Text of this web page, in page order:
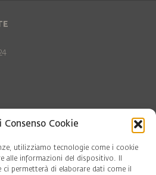
Consenso Cookie
utilizziamo tecnologie come i cookie
alle informazioni del dispositivo. Il
permetterà di elaborare dati come il